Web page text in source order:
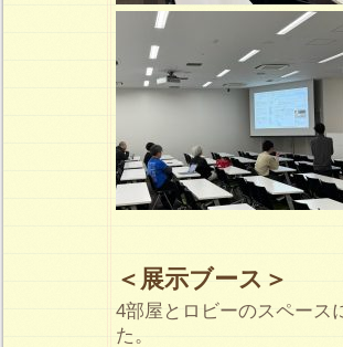
＜展示ブース＞
4部屋とロビーのスペース
た。